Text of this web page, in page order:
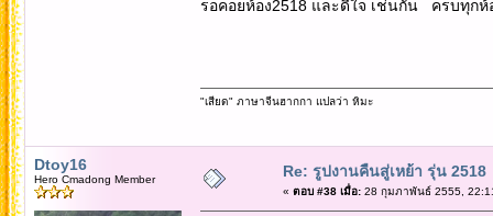
รอคอยห้อง2518 และดีใจ เช่นกัน ครบทุก
"เสียด" ภาษาจีนฮากกา แปลว่า หิมะ
Dtoy16
Hero Cmadong Member Re: รูปงานคืนสู่เหย้า รุ่น 2518
« ตอบ #38 เมื่อ:28 กุมภาพันธ์ 2555,